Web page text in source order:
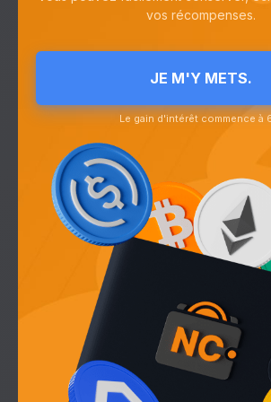
vos récompenses.
JE M'Y METS.
Le gain d'intérêt commence à